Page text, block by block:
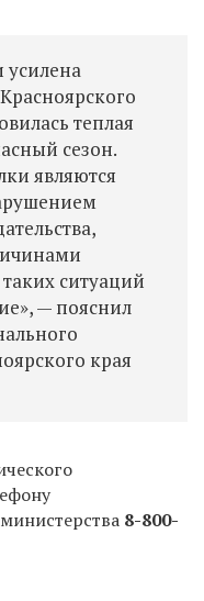
усилена
теплая
сезон.
являются
ситуаций
— пояснил
края
8-800-